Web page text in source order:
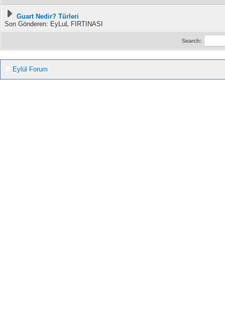
Guart Nedir? Türleri
Son Gönderen: EyLuL FIRTINASI
Search:
Eylül Forum